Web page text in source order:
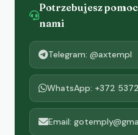
Potrzebujesz
nami
Telegram: @axtempl
WhatsApp: +372
Email: